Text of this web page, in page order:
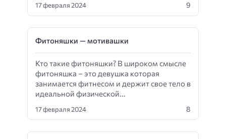
17 февраля 2024 9
Фитоняшки — мотивашки
Кто такие фитоняшки? В широком смысле
фитоняшка – это девушка которая
занимается фитнесом и держит свое тело в
идеальной физической...
17 февраля 2024 8